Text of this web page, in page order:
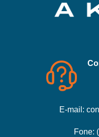
E-mail:
Fone: